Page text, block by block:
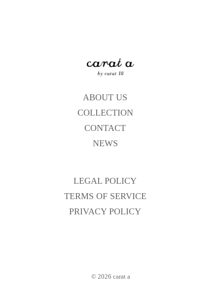
→備考欄は商品をカートに入れた後、カート
ボタンを押し「ご注文に備考欄を追加する」
素材です。肉眼での色味、特有のエクボと呼
ABOUT US
COLLECTION
CONTACT
NEWS
LEGAL POLICY
TERMS OF SERVICE
PRIVACY POLICY
© 2026 carat a